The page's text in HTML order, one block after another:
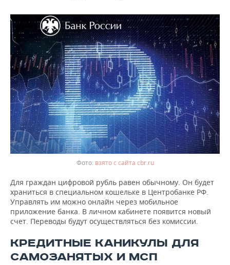
взято с сайта cbr.ru
Для граждан цифровой рубль равен обычному. Он будет
храниться в специальном кошельке в Центробанке РФ.
Управлять им можно онлайн через мобильное
приложение банка. В личном кабинете появится новый
счет. Переводы будут осуществляться без комиссии.
КРЕДИТНЫЕ КАНИКУЛЫ ДЛЯ
САМОЗАНЯТЫХ И МСП